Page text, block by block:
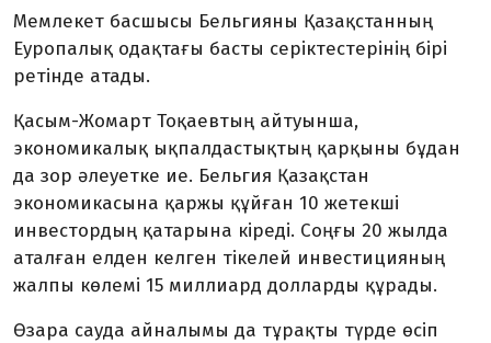
Мемлекет басшысы Бельгияны Қазақстанның
Еуропалық одақтағы басты серіктестерінің бірі
ретінде атады.
Қасым-Жомарт Тоқаевтың айтуынша,
экономикалық ықпалдастықтың қарқыны бұдан
да зор әлеуетке ие. Бельгия Қазақстан
экономикасына қаржы құйған 10 жетекші
инвестордың қатарына кіреді. Соңғы 20 жылда
аталған елден келген тікелей инвестицияның
жалпы көлемі 15 миллиард долларды құрады.
Өзара сауда айналымы да тұрақты түрде өсіп